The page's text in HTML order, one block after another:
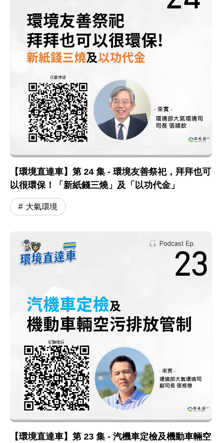
【環境直達車】第 24 集 - 環境友善祭祀，拜拜也可
以很環保！「新紙錢三燒」及「以功代金」
大氣環境
【環境直達車】第 23 集 - 汽機車定檢及機動車輛空